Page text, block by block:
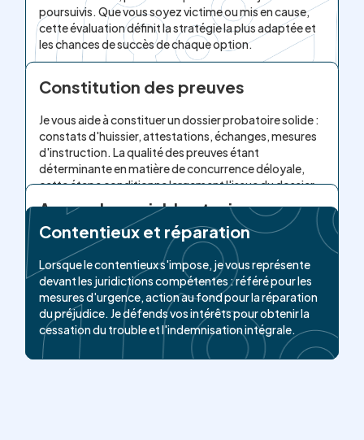
poursuivis. Que vous soyez victime ou mis en cause,
cette évaluation définit la stratégie la plus adaptée et
les chances de succès de chaque option.
Constitution des preuves
Je vous aide à constituer un dossier probatoire solide :
constats d'huissier, attestations, échanges, mesures
d'instruction. La qualité des preuves étant
déterminante en matière de concurrence déloyale,
cette étape conditionne largement l'issue du dossier.
Approche amiable et mise en
demeure
Je privilégie d'abord la voie amiable lorsqu'elle est
pertinente : mise en demeure, négociation,
transaction. Cette approche permet souvent de faire
cesser le trouble rapidement et d'obtenir réparation
sans les délais et les aléas d'un procès.
Contentieux et réparation
Lorsque le contentieux s'impose, je vous représente
devant les juridictions compétentes : référé pour les
mesures d'urgence, action au fond pour la réparation
du préjudice. Je défends vos intérêts pour obtenir la
cessation du trouble et l'indemnisation intégrale.